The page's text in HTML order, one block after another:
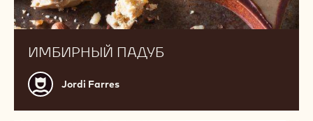
ИМБИРНЫЙ ПАДУБ
Jordi
Farres
Jordi Farres